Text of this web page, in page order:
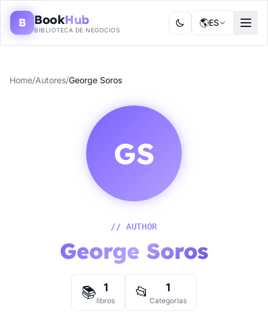
B BookHub
BIBLIOTECA DE NEGOCIOS
🌎ES
Home/Autores/George Soros
GS
// AUTHOR
George Soros
📚 1
libros 📂 1
Categorías